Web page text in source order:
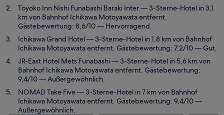
Toyoko Inn Nishi Funabashi Baraki Inter— 3-Sterne-Hotel in 3,1
km von Bahnhof Ichikawa Motoyawata entfernt.
Gästebewertung: 8,6/10 — Hervorragend.
Ichikawa Grand Hotel— 3-Sterne-Hotel in 1,8 km von Bahnhof
Ichikawa Motoyawata entfernt. Gästebewertung: 7,2/10 — Gut.
JR-East Hotel Mets Funabashi— 3-Sterne-Hotel in 5,6 km von
Bahnhof Ichikawa Motoyawata entfernt. Gästebewertung:
9,4/10 — Außergewöhnlich.
NOMAD Take Five— 3-Sterne-Hotel in 7 km von Bahnhof
Ichikawa Motoyawata entfernt. Gästebewertung: 9,4/10 —
Außergewöhnlich.